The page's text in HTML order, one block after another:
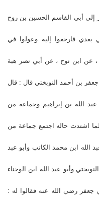
إلى أبي القاسم الحسين بن روح
فارجعوا إليه وعولوا في
، عن ابن نوح ، عن أبي نصر هبة
بن أحمد النوبختي قال : قال
الله بن إبراهيم وجماعة من
اشتدت حاله اجتمع جماعة من
الله ابن محمد الكاتب وأبو عبد
وأبو عبد الله ابن الوجناء
جعفر رضي الله عنه فقالوا له :